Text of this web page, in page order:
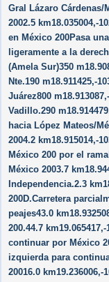
Gral Lázaro Cárdenas/​
2002.5 km18.035004,-
en México 200Pasa
ligeramente a la
(Amela Sur)350
Nte.190 m18.911425,-
Juárez800
Vadillo.290
hacia López Mateos/​
2004.2 km18.915014,-
México 200 por el
México 2003.7
Independencia.2.3
200D.Carretera
peajes43.0
200.44.7
continuar por México
izquierda para
20016.0